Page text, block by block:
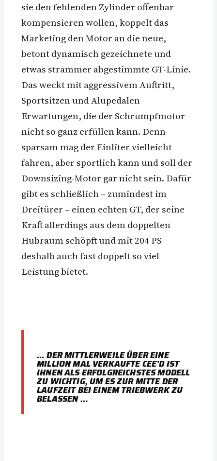
sie den fehlenden Zylinder offenbar
kompensieren wollen, koppelt das
Marketing den Motor an die neue,
betont dynamisch gezeichnete und
etwas strammer abgestimmte GT-Linie.
Das weckt mit aggressivem Auftritt,
Sportsitzen und Alupedalen
Erwartungen, die der Schrumpfmotor
nicht so ganz erfüllen kann. Denn
sparsam mag der Einliter vielleicht
fahren, aber sportlich kann und soll der
Downsizing-Motor gar nicht sein. Dafür
gibt es schließlich – zumindest im
Dreitürer – einen echten GT, der seine
Kraft allerdings aus dem doppelten
Hubraum schöpft und mit 204 PS
deshalb auch fast doppelt so viel
Leistung bietet.
… DER MITTLERWEILE ÜBER EINE
MILLION MAL VERKAUFTE CEE’D IST
IHNEN ALS ERFOLGREICHSTES MODELL
ZU WICHTIG, UM ES ZUR MITTE DER
LAUFZEIT BEI EINEM TRIEBWERK ZU
BELASSEN …